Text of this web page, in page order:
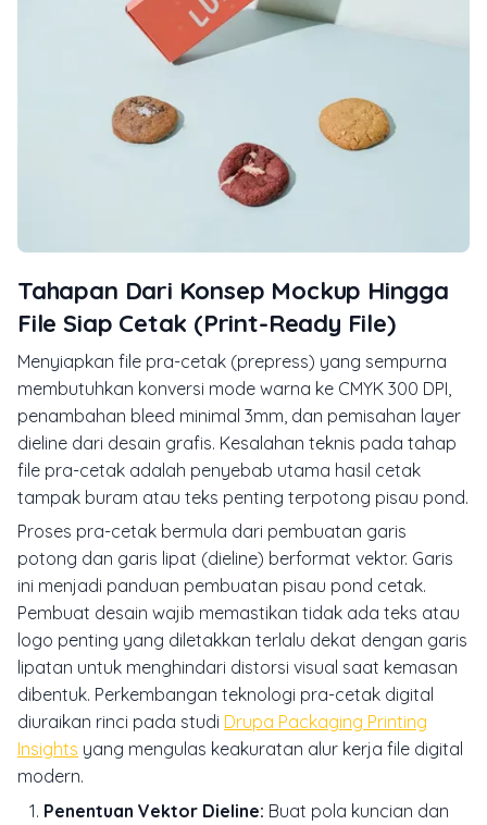
Tahapan Dari Konsep Mockup Hingga
File Siap Cetak (Print-Ready File)
Menyiapkan file pra-cetak (prepress) yang sempurna
membutuhkan konversi mode warna ke CMYK 300 DPI,
penambahan bleed minimal 3mm, dan pemisahan layer
dieline dari desain grafis. Kesalahan teknis pada tahap
file pra-cetak adalah penyebab utama hasil cetak
tampak buram atau teks penting terpotong pisau pond.
Proses pra-cetak bermula dari pembuatan garis
potong dan garis lipat (dieline) berformat vektor. Garis
ini menjadi panduan pembuatan pisau pond cetak.
Pembuat desain wajib memastikan tidak ada teks atau
logo penting yang diletakkan terlalu dekat dengan garis
lipatan untuk menghindari distorsi visual saat kemasan
dibentuk. Perkembangan teknologi pra-cetak digital
diuraikan rinci pada studi Drupa Packaging Printing
Insights yang mengulas keakuratan alur kerja file digital
modern.
Penentuan Vektor Dieline: Buat pola kuncian dan